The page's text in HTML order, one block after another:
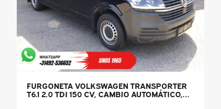
FURGONETA VOLKSWAGEN TRANSPORTER
T6.1 2.0 TDI 150 CV, CAMBIO AUTOMÁTICO,
L2, LED, CALEFACCIÓN DE